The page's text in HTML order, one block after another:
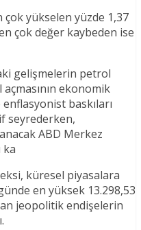
yükselen yüzde 1,37
çok değer kaybeden ise
gelişmelerin petrol
ekonomik
baskıları
seyrederken,
ABD Merkez
ka
küresel piyasalara
en yüksek 13.298,53
jeopolitik endişelerin